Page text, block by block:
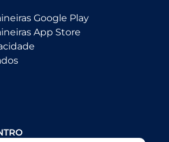
Google Play
App Store